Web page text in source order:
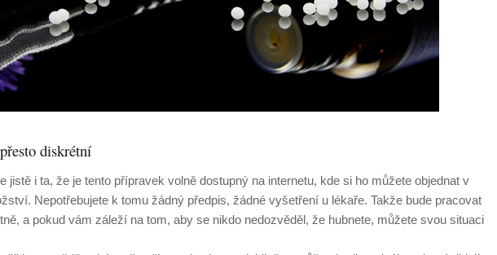
diskrétní
jistě i ta, že je tento přípravek volně dostupný na internetu, kde si ho můžete objednat v
Nepotřebujete k tomu žádný předpis, žádné vyšetření u lékaře. Takže bude pracovat
a pokud vám záleží na tom, aby se nikdo nedozvěděl, že hubnete, můžete svou situaci